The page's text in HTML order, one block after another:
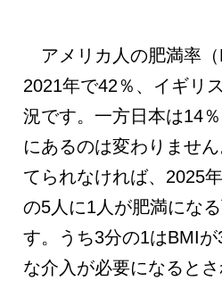
アメリカ人の肥満率（
2021年で42％、イギリ
況です。一方日本は14
にあるのは変わりませ
てられなければ、2025
の5人に1人が肥満にな
す。うち3分の1はBMI
な介入が必要になるとさ